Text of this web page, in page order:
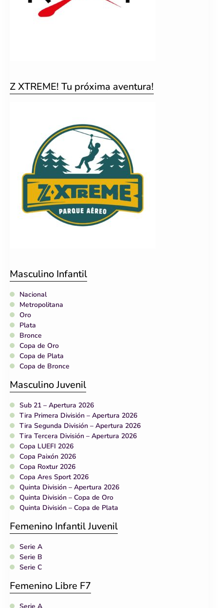
Z XTREME! Tu próxima aventura!
Masculino Infantil
Nacional
Metropolitana
Oro
Plata
Bronce
Copa de Oro
Copa de Plata
Copa de Bronce
Masculino Juvenil
Sub 21 – Apertura 2026
Tira Primera División – Apertura 2026
Tira Segunda División – Apertura 2026
Tira Tercera División – Apertura 2026
Copa LUEFI 2026
Copa Paixón 2026
Copa Roxtur 2026
Copa Ares Sport 2026
Quinta División – Apertura 2026
Quinta División – Copa de Oro
Quinta División – Copa de Plata
Femenino Infantil Juvenil
Serie A
Serie B
Serie C
Femenino Libre F7